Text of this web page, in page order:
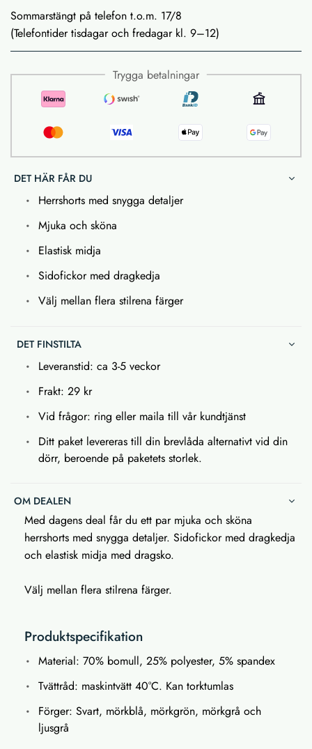
Sommarstängt på telefon t.o.m. 17/8
(Telefontider tisdagar och fredagar kl. 9–12)
Trygga betalningar
DET HÄR FÅR DU
Herrshorts med snygga detaljer
Mjuka och sköna
Elastisk midja
Sidofickor med dragkedja
Välj mellan flera stilrena färger
DET FINSTILTA
Leveranstid: ca 3-5 veckor
Frakt: 29 kr
Vid frågor: ring eller maila till vår kundtjänst
Ditt paket levereras till din brevlåda alternativt vid din
dörr, beroende på paketets storlek.
OM DEALEN
Med dagens deal får du ett par mjuka och sköna
herrshorts med snygga detaljer. Sidofickor med dragkedja
och elastisk midja med dragsko.
Välj mellan flera stilrena färger.
Produktspecifikation
Material: 70% bomull, 25% polyester, 5% spandex
Tvättråd: maskintvätt 40°C. Kan torktumlas
Förger: Svart, mörkblå, mörkgrön, mörkgrå och
ljusgrå